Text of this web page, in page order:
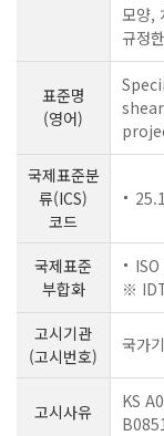
모양,
규정
표준명
(영어)
국제표준분
류(ICS)
코드
국제표준
부합화
※
고시기관
(고시번호)
국가
고시사유
KS